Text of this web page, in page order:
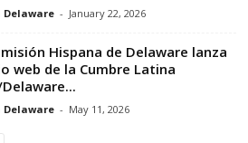
Delaware - January 22, 2026
Hispana de Delaware lanza
web de la Cumbre Latina
Delaware - May 11, 2026